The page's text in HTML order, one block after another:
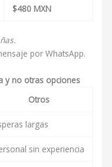
$480 MXN
por WhatsApp.
y no otras opciones
Otros
largas
sin experiencia